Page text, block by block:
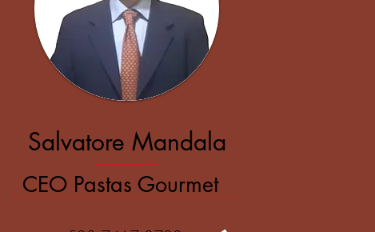
CEO Pastas Gourmet
Salvatore Mandala